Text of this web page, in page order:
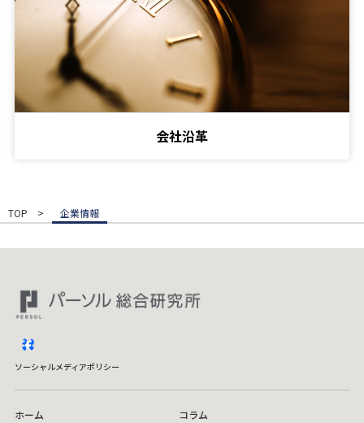
会社沿革
TOP 企業情報
ソーシャルメディアポリシー
ホーム
コラム